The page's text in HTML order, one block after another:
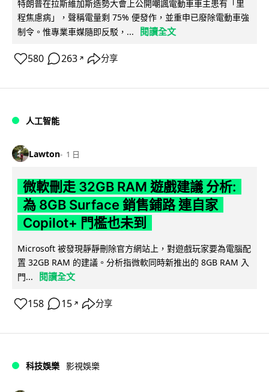
特朗普在拉斯維加斯造勢大會上公開嘲諷電動車車主患有「里
程焦慮病」，聲稱電量剩 75% 便發作，並重申已廢除電動車強
制令。惟專業車媒隨即反駁，...
閱讀全文
580 263 ↗ 分享
人工智能
Lawton 1 日
微軟刪走 32GB RAM 遊戲建議 分析:
為 8GB Surface 銷售鋪路 連自家
Copilot+ 門檻也未到
Microsoft 被發現靜靜刪除官方網站上，對遊戲玩家要為電腦配
置 32GB RAM 的建議。分析指微軟同時新推出的 8GB RAM 入
門...
閱讀全文
158 15 ↗ 分享
科技娛樂 影視娛樂